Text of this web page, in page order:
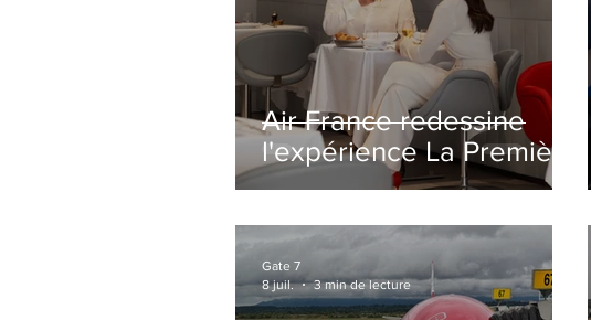
Air France redessine
l'expérience La Première
avec un salon
Paris-CDG
Gate 7
8 juil.
3 min de lecture